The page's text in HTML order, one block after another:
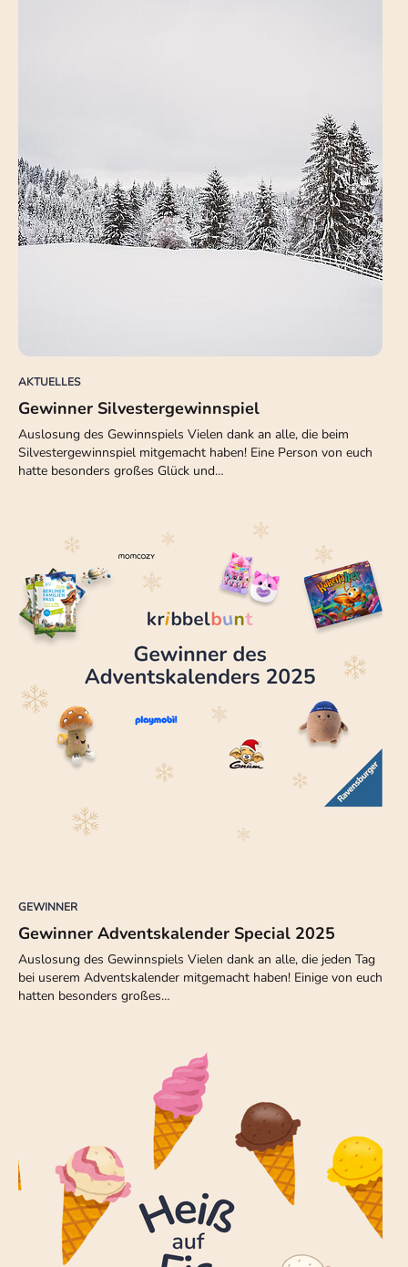
AKTUELLES
Gewinner Silvestergewinnspiel
Auslosung des Gewinnspiels Vielen dank an alle, die beim
Silvestergewinnspiel mitgemacht haben! Eine Person von euch
hatte besonders großes Glück und…
GEWINNER
Gewinner Adventskalender Special 2025
Auslosung des Gewinnspiels Vielen dank an alle, die jeden Tag
bei userem Adventskalender mitgemacht haben! Einige von euch
hatten besonders großes…